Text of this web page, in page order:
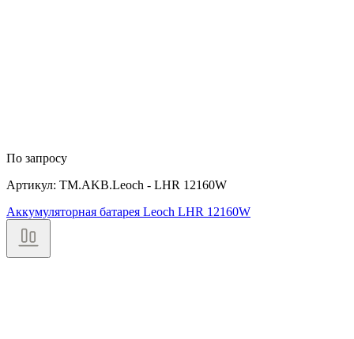
По запросу
Артикул: TM.AKB.Leoch - LHR 12160W
Аккумуляторная батарея Leoch LHR 12160W